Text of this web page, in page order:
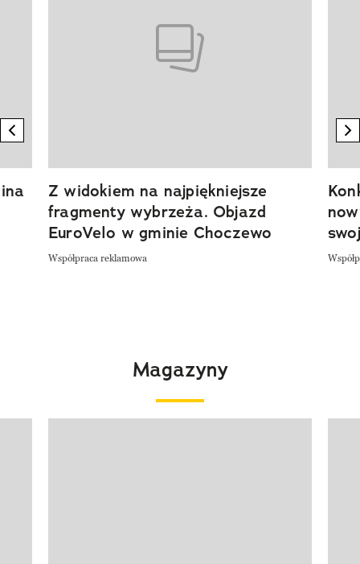
previous element
Z widokiem na najpiękniejsze
fragmenty wybrzeża. Objazd
EuroVelo w gminie Choczewo
Współpraca reklamowa
Magazyny